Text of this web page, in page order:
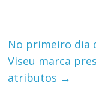
No primeiro dia
Viseu marca
atributos →